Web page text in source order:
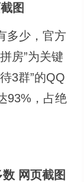
图
少，官方
房”为关键
3群”的QQ
93%，占绝
网页截图